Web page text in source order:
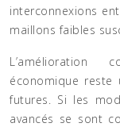
interconnexions
maillons faibles
L’amélioration
économique
futures. Si les
avancés se sont